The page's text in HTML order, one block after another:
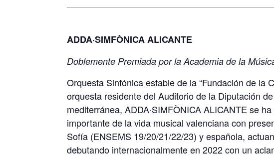
ADDA·SIMFÒNICA ALICANTE
Doblemente Premiada por la Academia de la
Orquesta Sinfónica estable de la “Fundación de la
orquesta residente del Auditorio de la Diputación
mediterránea, ADDA·SIMFÒNICA ALICANTE se
importante de la vida musical valenciana con
Sofía (ENSEMS 19/20/21/22/23) y española,
debutando internacionalmente en 2022 con un